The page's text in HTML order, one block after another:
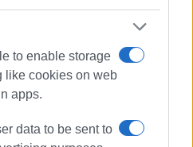
to enable storage
like cookies on web
apps.
data to be sent to